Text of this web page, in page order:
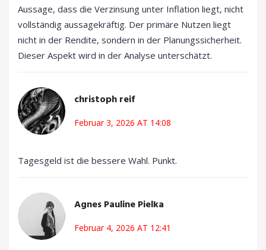
Aussage, dass die Verzinsung unter Inflation liegt, nicht
vollständig aussagekräftig. Der primäre Nutzen liegt
nicht in der Rendite, sondern in der Planungssicherheit.
Dieser Aspekt wird in der Analyse unterschätzt.
christoph reif
Februar 3, 2026 AT 14:08
Tagesgeld ist die bessere Wahl. Punkt.
Agnes Pauline Pielka
Februar 4, 2026 AT 12:41